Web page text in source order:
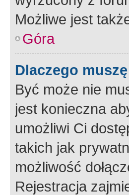
Możliwe jest
Góra
Dlaczego
Być może nie
jest konieczna
umożliwi Ci
takich jak
możliwość
Rejestracja